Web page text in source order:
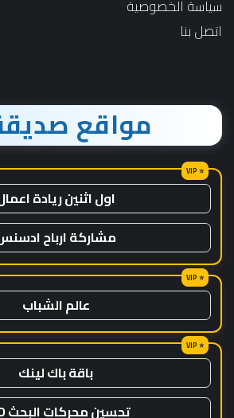
سياسة الخصوصية
اتصل بنا
مواقع
اول اثنين ريادة
مشاركة ارباح
عالم الشباب
باقة باك لينك
تحسين محركات البحث SEO